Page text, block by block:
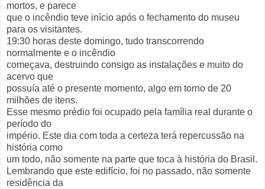
mortos, e parece
que o incêndio teve início após o fechamento do museu
para os visitantes.
19:30 horas deste domingo, tudo transcorrendo
normalmente e o incêndio
começava, destruindo consigo as instalações e muito do
acervo que
possuía até o presente momento, algo em torno de 20
milhões de itens.
Esse mesmo prédio foi ocupado pela família real durante o
período do
império. Este dia com toda a certeza terá repercussão na
história como
um todo, não somente na parte que toca à história do Brasil.
Lembrando que este edifício, foi no passado, não somente
residência da